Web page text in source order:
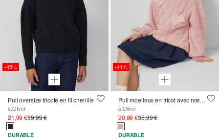
-45%
Pull oversize tricoté en fil chenille
s.Oliver
21,99 €39,99 €
DURABLE
-41%
Pull moelleux en tricot avec nœuds
s.Oliver
20,99 €35,99 €
DURABLE